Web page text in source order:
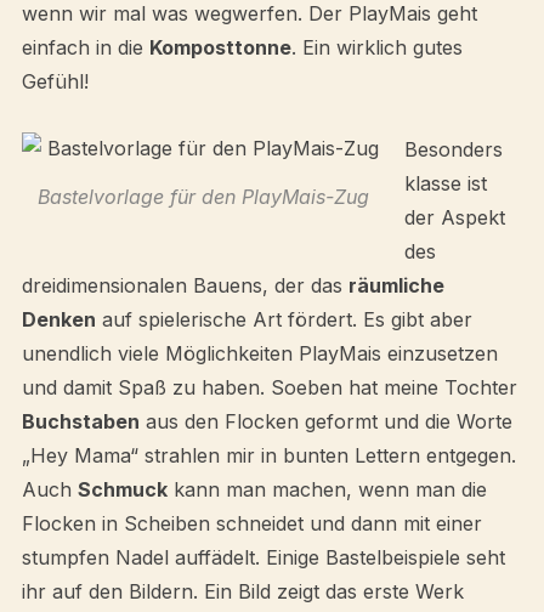
wenn wir mal was wegwerfen. Der PlayMais geht
einfach in die Komposttonne. Ein wirklich gutes
Gefühl!
Bastelvorlage für den PlayMais-Zug
Besonders
klasse ist
der Aspekt
des
dreidimensionalen Bauens, der das räumliche
Denken auf spielerische Art fördert. Es gibt aber
unendlich viele Möglichkeiten PlayMais einzusetzen
und damit Spaß zu haben. Soeben hat meine Tochter
Buchstaben aus den Flocken geformt und die Worte
„Hey Mama“ strahlen mir in bunten Lettern entgegen.
Auch Schmuckkann man machen, wenn man die
Flocken in Scheiben schneidet und dann mit einer
stumpfen Nadel auffädelt. Einige Bastelbeispiele seht
ihr auf den Bildern. Ein Bild zeigt das erste Werk